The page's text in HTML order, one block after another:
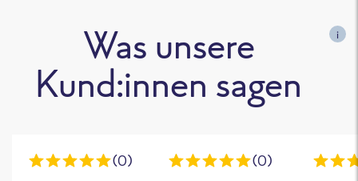
Was unsere
Kund:innen sagen
i
(0) (0)